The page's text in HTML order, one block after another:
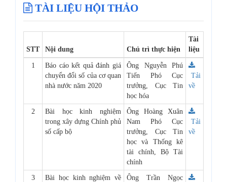
TÀI LIỆU HỘI THẢO
STT Nội dung Chủ trì thực hiện
Tài
liệu
1
Báo cáo kết quả đánh giá
chuyển đổi số của cơ quan
nhà nước năm 2020
Ông Nguyễn Phú
Tiến Phó Cục
trưởng, Cục Tin
học hóa
Tải
về
2
Bài học kinh nghiệm
trong xây dựng Chính phủ
số cấp bộ
Ông Hoàng Xuân
Nam Phó Cục
trưởng, Cục Tin
học và Thống kê
tài chính, Bộ Tài
chính
Tải
về
3
Bài học kinh nghiệm về
Ông Trần Ngọc